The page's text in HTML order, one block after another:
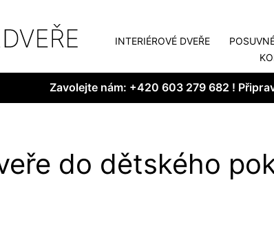
INTERIÉROVÉ DVEŘE
Zavolejte nám: +420 603 279 682 !
do dětského